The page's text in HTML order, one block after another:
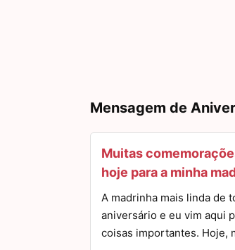
Mensagem de
Muitas
hoje para a minha
A madrinha mais linda de
aniversário e eu vim aqui
coisas importantes. Hoje,